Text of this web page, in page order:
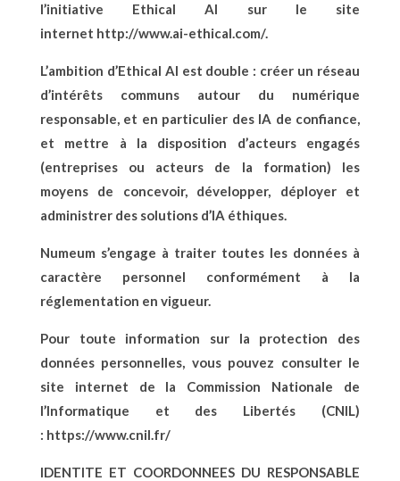
l’initiative Ethical AI sur le site
internet http://www.ai-ethical.com/.
L’ambition d’Ethical AI est double : créer un réseau
d’intérêts communs autour du numérique
responsable, et en particulier des IA de confiance,
et mettre à la disposition d’acteurs engagés
(entreprises ou acteurs de la formation) les
moyens de concevoir, développer, déployer et
administrer des solutions d’IA éthiques.
Numeum s’engage à traiter toutes les données à
caractère personnel conformément à la
réglementation en vigueur.
Pour toute information sur la protection des
données personnelles, vous pouvez consulter le
site internet de la Commission Nationale de
l’Informatique et des Libertés (CNIL)
: https://www.cnil.fr/
IDENTITE ET COORDONNEES DU RESPONSABLE